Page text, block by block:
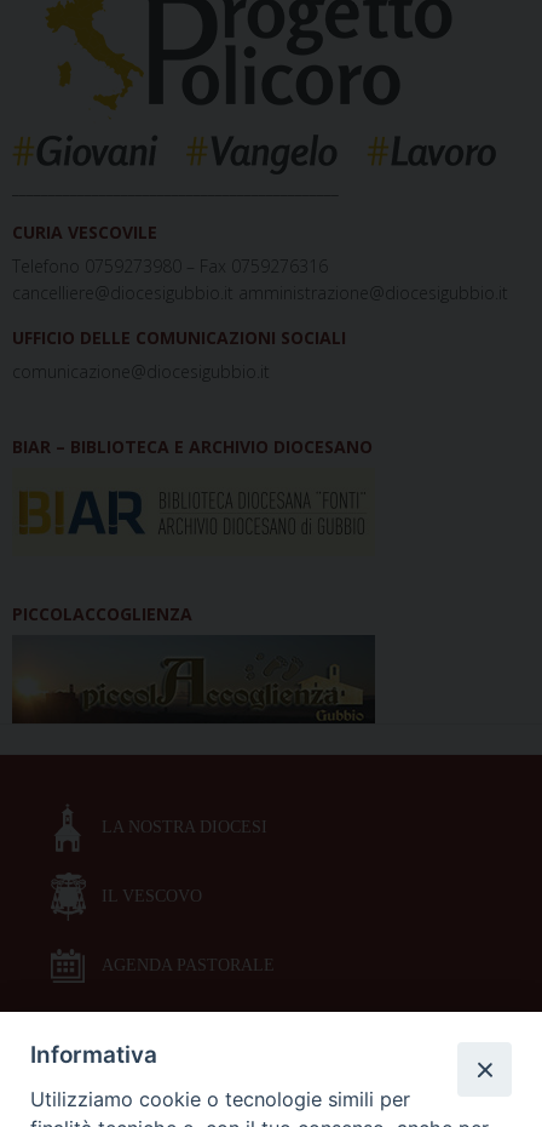
CURIA VESCOVILE
Telefono 0759273980 – Fax 0759276316
cancelliere@diocesigubbio.it amministrazione@diocesigubbio.it
UFFICIO DELLE COMUNICAZIONI SOCIALI
comunicazione@diocesigubbio.it
BIAR – BIBLIOTECA E ARCHIVIO DIOCESANO
PICCOLACCOGLIENZA
LA NOSTRA DIOCESI
IL VESCOVO
AGENDA PASTORALE
DOCUMENTI PASTORALI
Informativa
Utilizziamo cookie o tecnologie simili per